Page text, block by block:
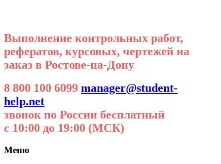
Выполнение контрольных работ,
рефератов, курсовых, чертежей на
заказ в Ростове-на-Дону
8 800 100 6099 manager@student-
help.net
звонок по России бесплатный
с 10:00 до 19:00 (МСК)
Меню